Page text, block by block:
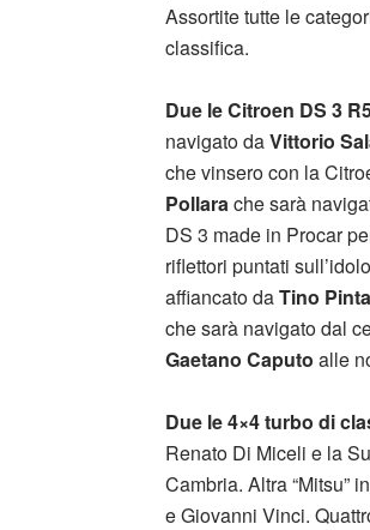
Assortite tutte le
classifica.
Due le Citroen DS 3
navigato daVittorio
che vinsero con la
Pollara che sarà
DS 3 made in Procar
riflettori puntati
affiancato daTino
che sarà navigato dal
Gaetano Caputo alle
Due le 4×4 turbo di
Renato Di Miceli e la
Cambria. Altra “Mitsu”
e Giovanni Vinci.